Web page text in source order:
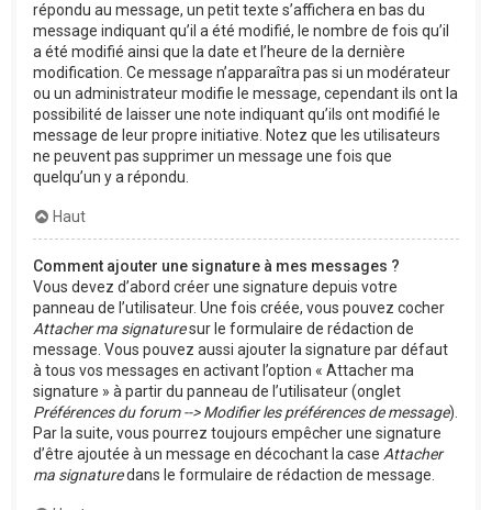
répondu au message, un petit texte s’affichera en bas du
message indiquant qu’il a été modifié, le nombre de fois qu’il
a été modifié ainsi que la date et l’heure de la dernière
modification. Ce message n’apparaîtra pas si un modérateur
ou un administrateur modifie le message, cependant ils ont la
possibilité de laisser une note indiquant qu’ils ont modifié le
message de leur propre initiative. Notez que les utilisateurs
ne peuvent pas supprimer un message une fois que
quelqu’un y a répondu.
Haut
Comment ajouter une signature à mes messages ?
Vous devez d’abord créer une signature depuis votre
panneau de l’utilisateur. Une fois créée, vous pouvez cocher
Attacher ma signaturesur le formulaire de rédaction de
message. Vous pouvez aussi ajouter la signature par défaut
à tous vos messages en activant l’option « Attacher ma
signature » à partir du panneau de l’utilisateur (onglet
Préférences du forum --> Modifier les préférences de message).
Par la suite, vous pourrez toujours empêcher une signature
d’être ajoutée à un message en décochant la case Attacher
ma signaturedans le formulaire de rédaction de message.